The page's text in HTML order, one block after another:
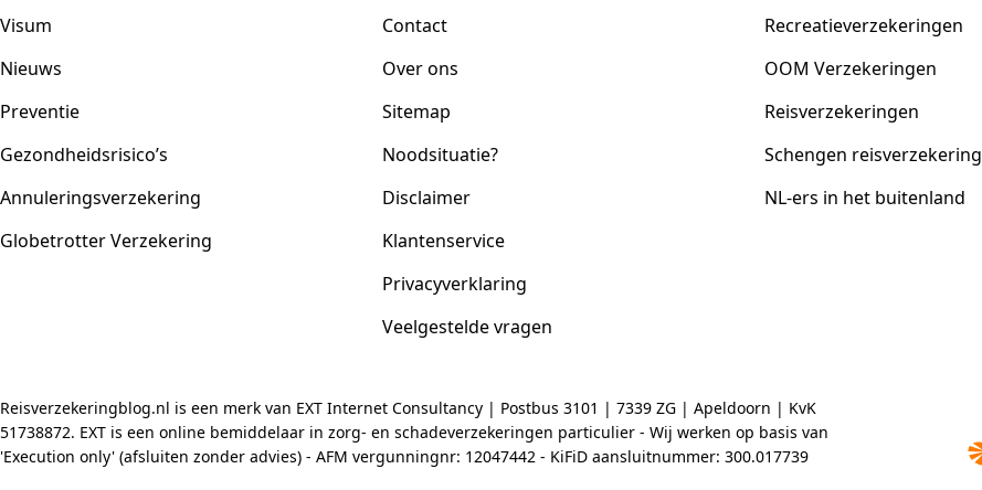
Visum
Nieuws
Preventie
Gezondheidsrisico’s
Annuleringsverzekering
Globetrotter Verzekering
Contact
Over ons
Sitemap
Noodsituatie?
Disclaimer
Klantenservice
Privacyverklaring
Veelgestelde vragen
Recreatieverzekeringen
OOM Verzekeringen
Reisverzekeringen
Schengen reisverzekering
NL-ers in het buitenland
Reisverzekeringblog.nl is een merk van EXT Internet Consultancy | Postbus 3101 | 7339 ZG | Apeldoorn | KvK
51738872. EXT is een online bemiddelaar in zorg- en schadeverzekeringen particulier - Wij werken op basis van
'Execution only' (afsluiten zonder advies) - AFM vergunningnr: 12047442 - KiFiD aansluitnummer: 300.017739